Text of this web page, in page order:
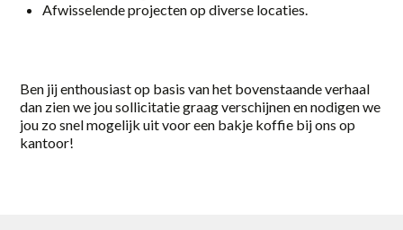
Afwisselende projecten op diverse locaties.
Ben jij enthousiast op basis van het bovenstaande verhaal
dan zien we jou sollicitatie graag verschijnen en nodigen we
jou zo snel mogelijk uit voor een bakje koffie bij ons op
kantoor!
Techniek / Procesindustrie